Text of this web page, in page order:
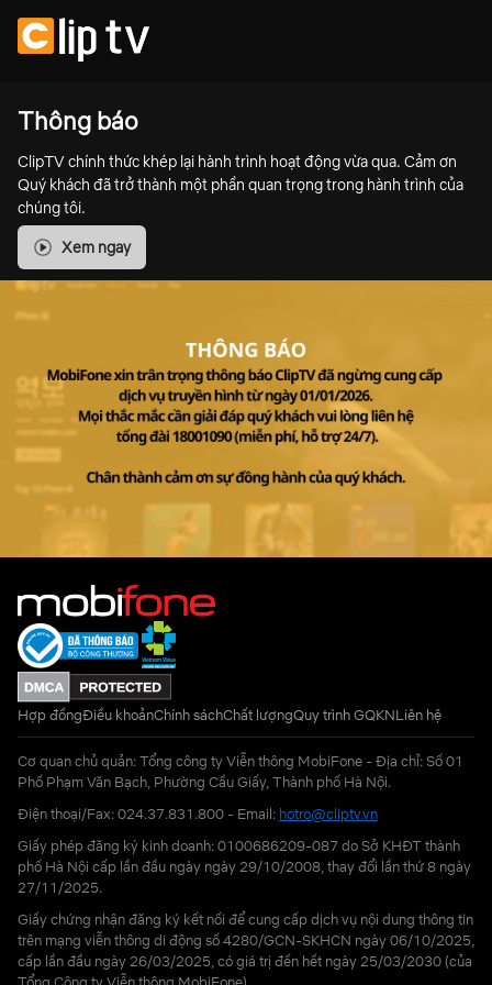
Thông báo
ClipTV chính thức khép lại hành trình hoạt động vừa qua. Cảm ơn
Quý khách đã trở thành một phần quan trọng trong hành trình của
chúng tôi.
Xem ngay
Hợp đồngĐiều khoảnChính sáchChất lượngQuy trình GQKNLiên hệ
Cơ quan chủ quản: Tổng công ty Viễn thông MobiFone - Địa chỉ: Số 01
Phố Phạm Văn Bạch, Phường Cầu Giấy, Thành phố Hà Nội.
Điện thoại/Fax: 024.37.831.800 - Email: hotro@cliptv.vn
Giấy phép đăng ký kinh doanh: 0100686209-087 do Sở KHĐT thành
phố Hà Nội cấp lần đầu ngày ngày 29/10/2008, thay đổi lần thứ 8 ngày
27/11/2025.
Giấy chứng nhận đăng ký kết nối để cung cấp dịch vụ nội dung thông tin
trên mạng viễn thông di động số 4280/GCN-SKHCN ngày 06/10/2025,
cấp lần đầu ngày 26/03/2025, có giá trị đến hết ngày 25/03/2030 (của